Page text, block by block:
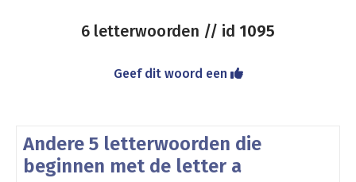
6 letterwoorden // id 1095
Geef dit woord een
Andere 5 letterwoorden die
beginnen met de letter a